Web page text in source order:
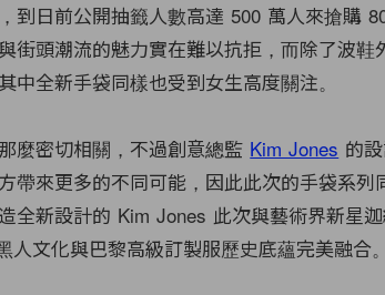
到日前公開抽籤人數高達 500 萬人來搶購
街頭潮流的魅力實在難以抗拒，而除了波鞋
全新手袋同樣也受到女生高度關注。
麼密切相關，不過創意總監 Kim Jones 的
帶來更多的不同可能，因此此次的手袋系列
全新設計的 Kim Jones 此次與藝術界新星
人文化與巴黎高級訂製服歷史底蘊完美融合